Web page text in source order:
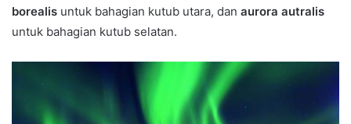
borealis untuk bahagian kutub utara, dan aurora autralis
untuk bahagian kutub selatan.